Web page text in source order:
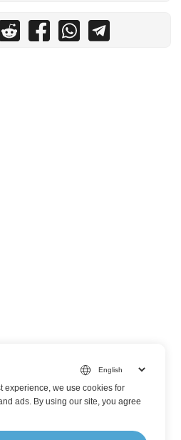
experience, we use cookies for
ads. By using our site, you agree